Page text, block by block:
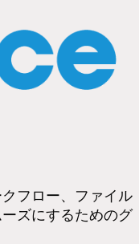
フロー、ファイル
ズにするためのグ